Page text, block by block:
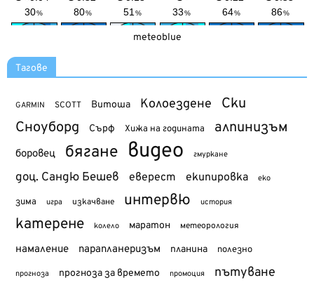
meteoblue
Тагове
GARMIN SCOTT Витоша Колоездене Ски
Сноуборд Сърф Хижа на годината алпинизъм
боровец бягане видео гмуркане
доц. Сандю Бешев еверест екипировка еко
зима игра изкачване интервю история
катерене колело маратон метеорология
намаление парапланеризъм планина полезно
прогноза прогноза за времето промоция пътуване